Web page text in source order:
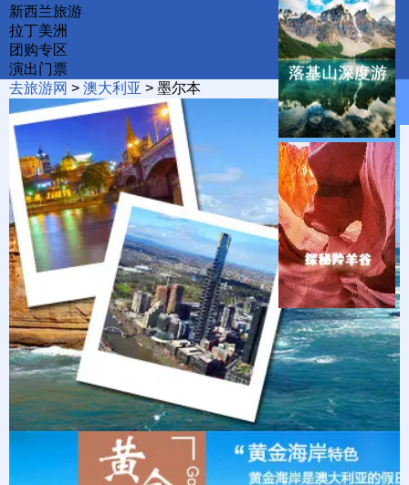
新西兰旅游
拉丁美洲
团购专区
演出门票
特惠专题
立减50%
去旅游网 > 澳大利亚 > 墨尔本